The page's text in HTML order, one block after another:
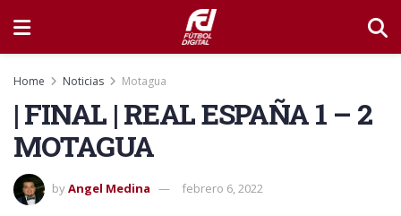
Home Noticias Motagua
| FINAL | REAL ESPAÑA 1 – 2
MOTAGUA
byAngel Medina febrero 6, 2022